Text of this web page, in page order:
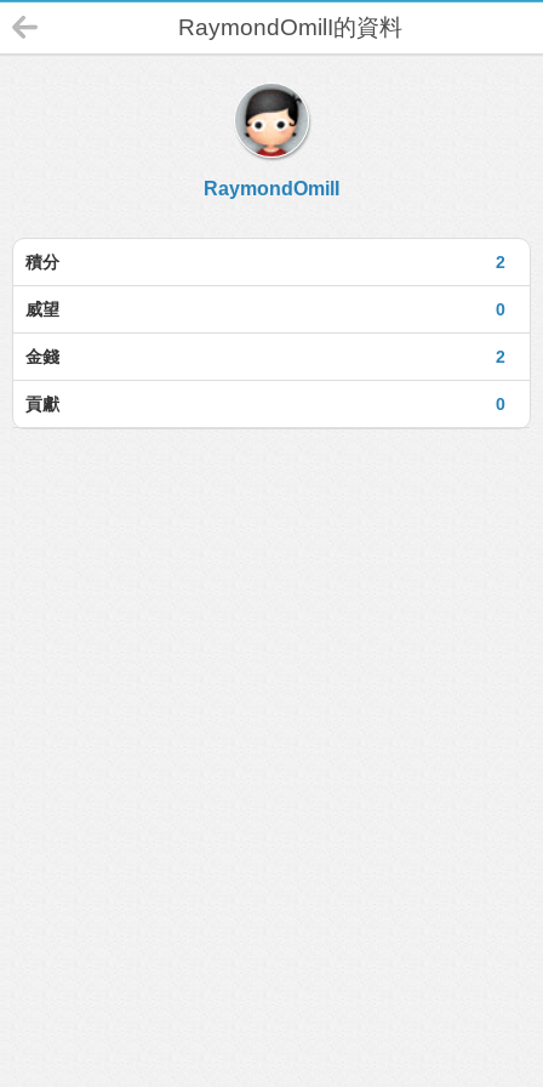
RaymondOmilI的資料
RaymondOmilI
2
積分
0
威望
2
金錢
0
貢獻